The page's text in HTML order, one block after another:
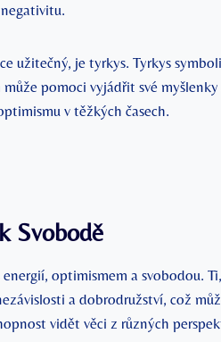
užitečný, je tyrkys. Tyrkys
pomoci vyjádřit své
v těžkých časech.
Svobodě
energií, optimismem a svobodou.
a dobrodružství, což
vidět věci z různých